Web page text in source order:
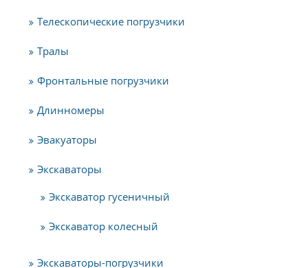
Телескопические погрузчики
Тралы
Фронтальные погрузчики
Длинномеры
Эвакуаторы
Экскаваторы
Экскаватор гусеничный
Экскаватор колесный
Экскаваторы-погрузчики